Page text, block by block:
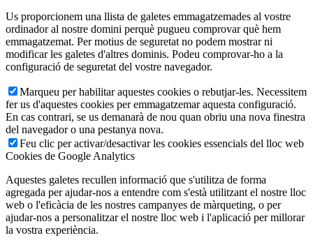
Us proporcionem una llista de galetes emmagatzemades al vostre
ordinador al nostre domini perquè pugueu comprovar què hem
emmagatzemat. Per motius de seguretat no podem mostrar ni
modificar les galetes d'altres dominis. Podeu comprovar-ho a la
configuració de seguretat del vostre navegador.
Marqueu per habilitar aquestes cookies o rebutjar-les. Necessitem
fer us d'aquestes cookies per emmagatzemar aquesta configuració.
En cas contrari, se us demanarà de nou quan obriu una nova finestra
del navegador o una pestanya nova.
Feu clic per activar/desactivar les cookies essencials del lloc web
Cookies de Google Analytics
Aquestes galetes recullen informació que s'utilitza de forma
agregada per ajudar-nos a entendre com s'està utilitzant el nostre lloc
web o l'eficàcia de les nostres campanyes de màrqueting, o per
ajudar-nos a personalitzar el nostre lloc web i l'aplicació per millorar
la vostra experiència.